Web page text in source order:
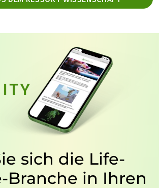
sich die Life-
Branche in Ihren